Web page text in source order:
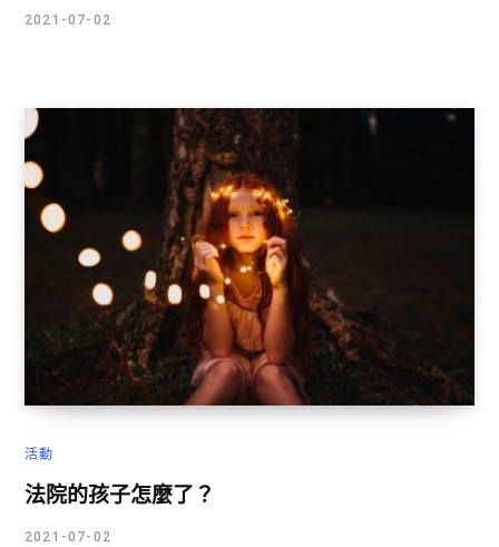
2021-07-02
活動
法院的孩子怎麼了？
2021-07-02